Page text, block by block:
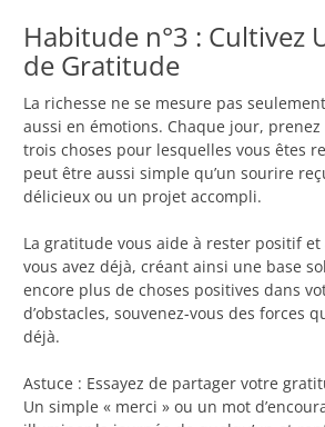
Habitude n°3 : Cultivez
de Gratitude
La richesse ne se mesure pas
aussi en émotions. Chaque jour,
trois choses pour lesquelles vous êtes
peut être aussi simple qu’un sourire
délicieux ou un projet accompli.
La gratitude vous aide à rester positif
vous avez déjà, créant ainsi une base
encore plus de choses positives dans
d’obstacles, souvenez-vous des forces
déjà.
Astuce : Essayez de partager votre
Un simple « merci » ou un mot